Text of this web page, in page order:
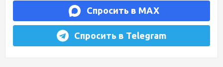
Спросить в MAX
Спросить в Telegram